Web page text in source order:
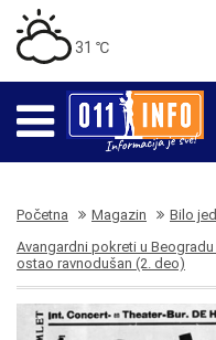
31 ℃
Početna Magazin
Bilo
Avangardni pokreti u
ostao ravnodušan (2. deo)